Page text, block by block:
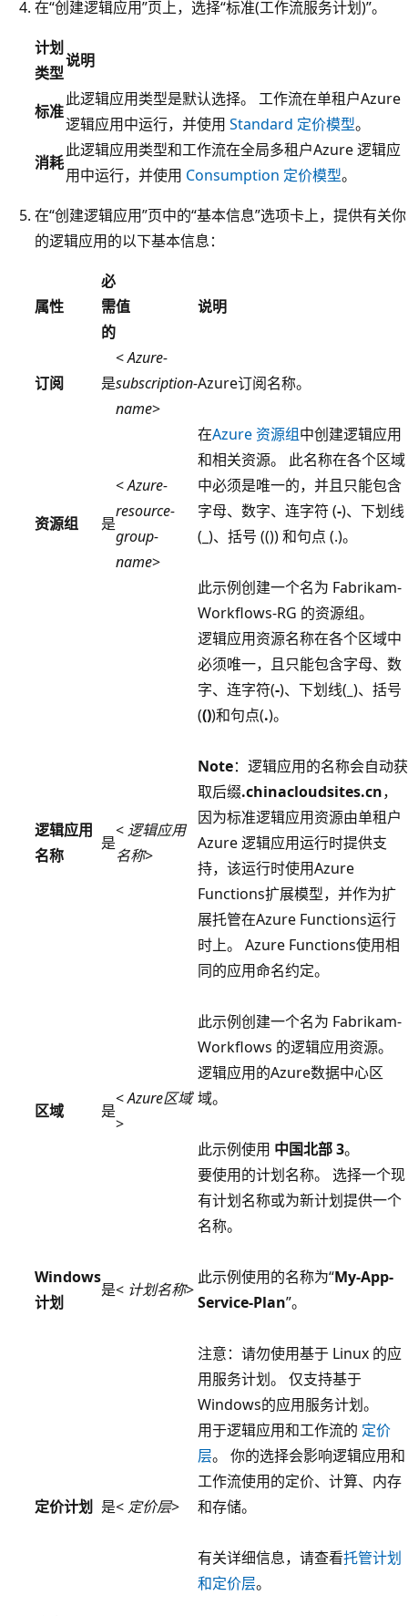
在“创建逻辑应用”页上，选择“标准(工作流服务计划)”。
计划
类型
说明
标准
此逻辑应用类型是默认选择。 工作流在单租户Azure
逻辑应用中运行，并使用 Standard 定价模型。
消耗
此逻辑应用类型和工作流在全局多租户Azure 逻辑应
用中运行，并使用 Consumption 定价模型。
在“创建逻辑应用”页中的“基本信息”选项卡上，提供有关你
的逻辑应用的以下基本信息：
属性
必
需
的
值 说明
订阅 是
<Azure-
subscription-
name>
Azure订阅名称。
资源组 是
<Azure-
resource-
group-
name>
在Azure 资源组中创建逻辑应用
和相关资源。 此名称在各个区域
中必须是唯一的，并且只能包含
字母、数字、连字符 (-)、下划线
(_)、括号 (()) 和句点 (.)。
此示例创建一个名为 Fabrikam-
Workflows-RG 的资源组。
逻辑应用
名称
是
<逻辑应用
名称>
逻辑应用资源名称在各个区域中
必须唯一，且只能包含字母、数
字、连字符(-)、下划线( )、括号
(())和句点(.)。
Note：逻辑应用的名称会自动获
取后缀.chinacloudsites.cn，
因为标准逻辑应用资源由单租户
Azure 逻辑应用运行时提供支
持，该运行时使用Azure
Functions扩展模型，并作为扩
展托管在Azure Functions运行
时上。 Azure Functions使用相
同的应用命名约定。
此示例创建一个名为 Fabrikam-
Workflows 的逻辑应用资源。
区域 是
<Azure区域
>
逻辑应用的Azure数据中心区
域。
此示例使用 中国北部 3。
Windows
计划
是< 计划名称>
要使用的计划名称。 选择一个现
有计划名称或为新计划提供一个
名称。
此示例使用的名称为“My-App-
Service-Plan”。
注意：请勿使用基于 Linux 的应
用服务计划。 仅支持基于
Windows的应用服务计划。
定价计划 是<定价层>
用于逻辑应用和工作流的 定价
层。 你的选择会影响逻辑应用和
工作流使用的定价、计算、内存
和存储。
有关详细信息，请查看托管计划
和定价层。